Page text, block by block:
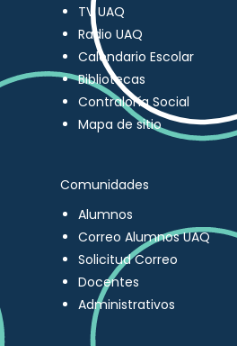
TV UAQ
Radio UAQ
Calendario Escolar
Bibliotecas
Contraloría Social
Mapa de sitio
Comunidades
Alumnos
Correo Alumnos UAQ
Solicitud Correo
Docentes
Administrativos